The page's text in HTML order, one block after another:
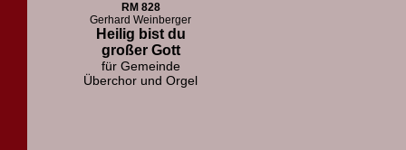
RM 828
Gerhard Weinberger
Heilig bist du
großer Gott
für Gemeinde
Überchor und Orgel